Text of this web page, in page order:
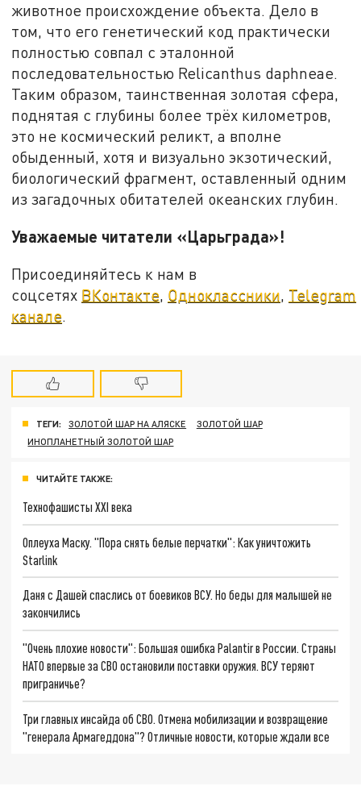
животное происхождение объекта. Дело в
том, что его генетический код практически
полностью совпал с эталонной
последовательностью Relicanthus daphneae.
Таким образом, таинственная золотая сфера,
поднятая с глубины более трёх километров,
это не космический реликт, а вполне
обыденный, хотя и визуально экзотический,
биологический фрагмент, оставленный одним
из загадочных обитателей океанских глубин.
Уважаемые читатели «Царьграда»!
Присоединяйтесь к нам в
соцсетях ВКонтакте Одноклассники Telegram
канале
ТЕГИ: ЗОЛОТОЙ ШАР НА АЛЯСКЕ
ЗОЛОТОЙ ШАР
ИНОПЛАНЕТНЫЙ ЗОЛОТОЙ ШАР
ЧИТАЙТЕ ТАКЖЕ:
Технофашисты XXI века
Оплеуха Маску. "Пора снять белые перчатки": Как уничтожить
Starlink
Даня с Дашей спаслись от боевиков ВСУ. Но беды для малышей не
закончились
"Очень плохие новости": Большая ошибка Palantir в России. Страны
НАТО впервые за СВО остановили поставки оружия. ВСУ теряют
приграничье?
Три главных инсайда об СВО. Отмена мобилизации и возвращение
"генерала Армагеддона"? Отличные новости, которые ждали все